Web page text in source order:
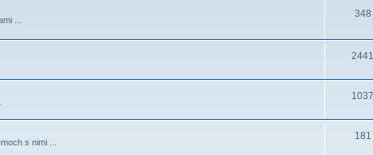
...
348
2441
1037
s nimi ...
181